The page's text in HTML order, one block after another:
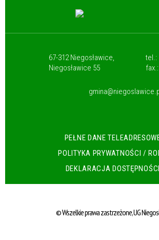
67-312 Niegosławice,
Niegosławice 55
tel.:
fax.:
PEŁNE DANE
POLITYKA PRYWATNOŚCI /
DEKLARACJA
© Wszelkie prawa zastrzeżone, UG